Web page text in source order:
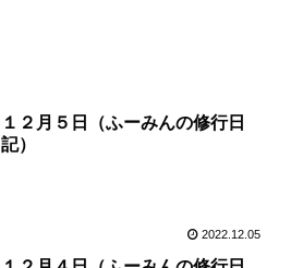
１２月５日（ふーみんの修行日
記）
2022.12.05